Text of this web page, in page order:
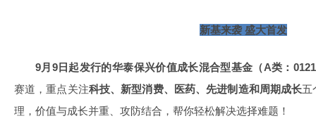
新基来袭 盛大首发
9月9日起发行的华泰保兴价值成长混合型基金（A类：
赛道，重点关注科技、新型消费、医药、先进制造和周期成长五
理，价值与成长并重、攻防结合，帮你轻松解决选择难题！